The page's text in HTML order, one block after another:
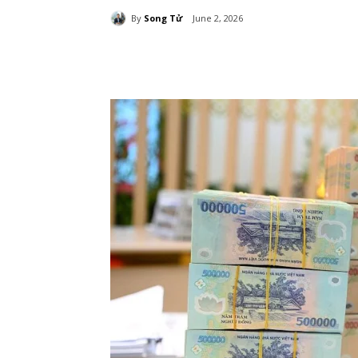
By Song Tử June 2, 2026